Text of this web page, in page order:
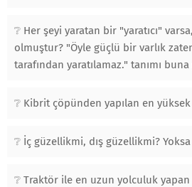
Her şeyi yaratan bir "yaratıcı"
olmuştur? "Öyle güçlü bir varlık
tarafından yaratılamaz." tanımı
Kibrit çöpünden yapılan en
İç güzellikmi, dış güzellikmi?
Traktör ile en uzun yolculuk